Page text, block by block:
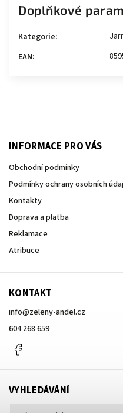
Doplňkové
Kategorie:
EAN:
INFORMACE PRO VÁS
Obchodní podmínky
Podmínky ochrany osobních
Kontakty
Doprava a platba
Reklamace
Atribuce
KONTAKT
info@zeleny-andel.cz
604 268 659
VYHLEDÁVÁNÍ